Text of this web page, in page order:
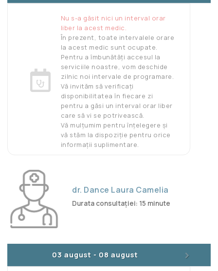
Nu s-a găsit nici un interval orar
liber la acest medic.
În prezent, toate intervalele orare
la acest medic sunt ocupate.
Pentru a îmbunătăți accesul la
serviciile noastre, vom deschide
zilnic noi intervale de programare.
Vă invităm să verificați
disponibilitatea în fiecare zi
pentru a găsi un interval orar liber
care să vi se potrivească.
Vă mulțumim pentru înțelegere și
vă stăm la dispoziție pentru orice
informații suplimentare.
dr. Dance Laura Camelia
Durata consultației: 15 minute
03 august - 08 august >